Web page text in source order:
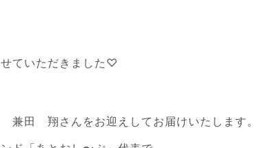
ていただきました♡
兼田 翔さんをお迎えしてお届けいたします。